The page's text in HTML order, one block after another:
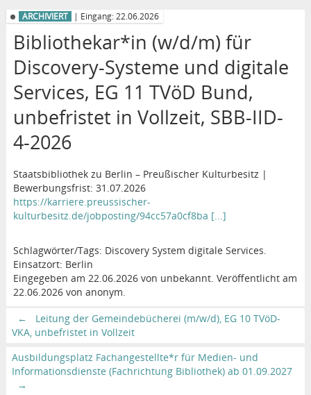
ARCHIVIERT | Eingang: 22.06.2026
Bibliothekar*in (w/d/m) für
Discovery-Systeme und digitale
Services, EG 11 TVöD Bund,
unbefristet in Vollzeit, SBB-IID-
4-2026
Staatsbibliothek zu Berlin – Preußischer Kulturbesitz |
Bewerbungsfrist: 31.07.2026
https://karriere.preussischer-
kulturbesitz.de/jobposting/94cc57a0cf8ba [...]
Schlagwörter/Tags: Discovery System digitale Services.
Einsatzort: Berlin
Eingegeben am 22.06.2026 von unbekannt. Veröffentlicht am
22.06.2026 von anonym.
←
Leitung der Gemeindebücherei (m/w/d), EG 10 TVöD-
VKA, unbefristet in Vollzeit
Ausbildungsplatz Fachangestellte*r für Medien- und
Informationsdienste (Fachrichtung Bibliothek) ab 01.09.2027
→